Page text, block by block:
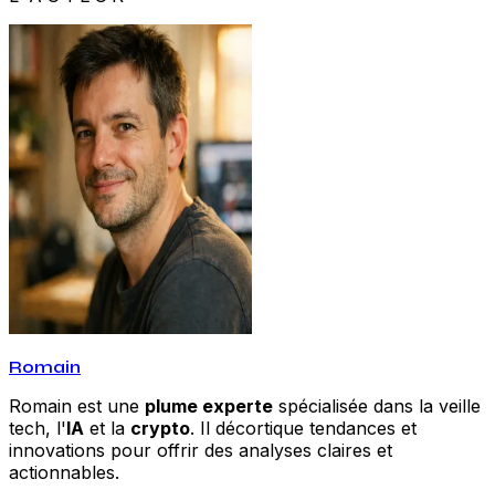
Romain
Romain est une plume experte spécialisée dans la veille
tech, l'IA et la crypto. Il décortique tendances et
innovations pour offrir des analyses claires et
actionnables.